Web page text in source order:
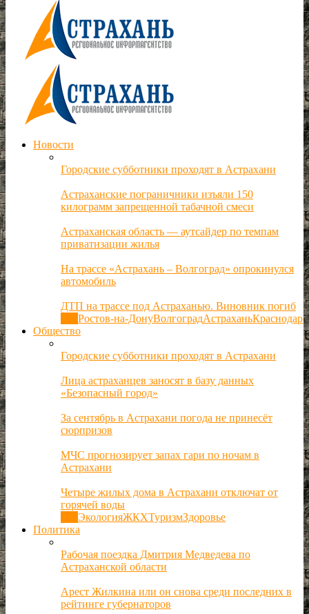
Новости
Городские субботники проходят в Астрахани
Астраханские пограничники изъяли 150
килограмм запрещенной табачной смеси
Астраханская область — аутсайдер по темпам
приватизации жилья
На трассе «Астрахань – Волгоград» опрокинулся
автомобиль
ДТП на трассе под Астраханью. Виновник погиб
Ростов-на-ДонуВолгоградАстраханьКраснодар
Общество
Городские субботники проходят в Астрахани
Лица астраханцев заносят в базу данных
«Безопасный город»
За сентябрь в Астрахани погода не принесёт
сюрпризов
МЧС прогнозирует запах гари по ночам в
Астрахани
Четыре жилых дома в Астрахани отключат от
горячей воды
ЭкологияЖКХТуризмЗдоровье
Политика
Рабочая поездка Дмитрия Медведева по
Астраханской области
Арест Жилкина или он снова среди последних в
рейтинге губернаторов